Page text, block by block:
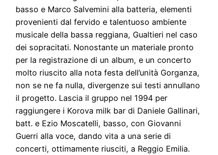
basso e Marco Salvemini alla batteria, elementi
provenienti dal fervido e talentuoso ambiente
musicale della bassa reggiana, Gualtieri nel caso
dei sopracitati. Nonostante un materiale pronto
per la registrazione di un album, e un concerto
molto riuscito alla nota festa dell’unità Gorganza,
non se ne fa nulla, divergenze sui testi annullano
il progetto. Lascia il gruppo nel 1994 per
raggiungere i Korova milk bar di Daniele Gallinari,
batt. e Ezio Moscatelli, basso, con Giovanni
Guerri alla voce, dando vita a una serie di
concerti, ottimamente riusciti, a Reggio Emilia.